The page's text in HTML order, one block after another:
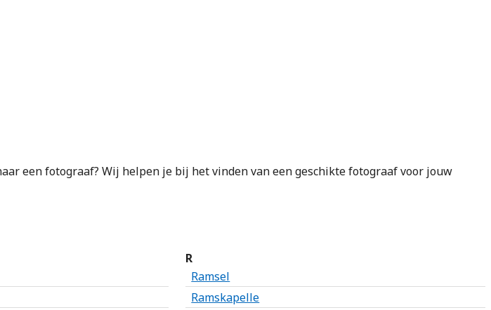
een fotograaf? Wij helpen je bij het vinden van een geschikte fotograaf voor jouw
R
Ramsel
Ramskapelle